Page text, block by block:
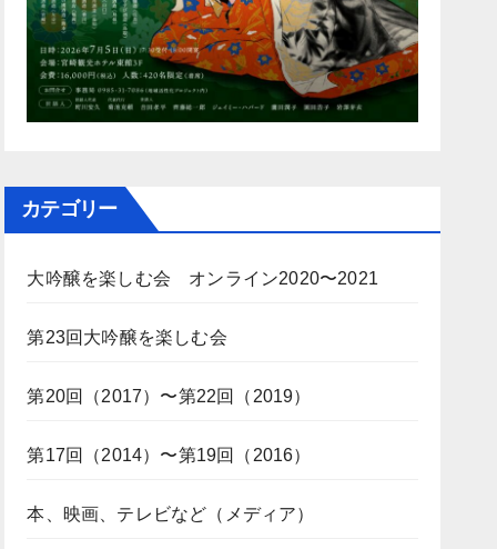
カテゴリー
大吟醸を楽しむ会 オンライン2020〜2021
第23回大吟醸を楽しむ会
第20回（2017）〜第22回（2019）
第17回（2014）〜第19回（2016）
本、映画、テレビなど（メディア）